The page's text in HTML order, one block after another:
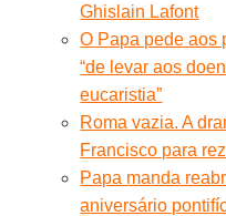
Ghislain Lafont
O Papa pede aos
“de levar aos
eucaristia”
Roma vazia. A
Francisco para
Papa manda
aniversário